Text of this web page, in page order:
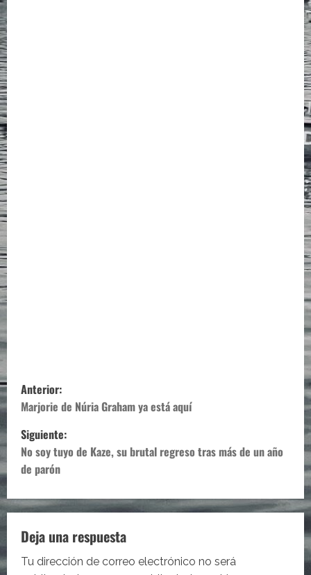
N
a
v
e
g
a
c
Anterior:
Marjorie de Núria Graham ya está aquí
Siguiente:
No soy tuyo de Kaze, su brutal regreso tras más de un año
de parón
Deja una respuesta
Tu dirección de correo electrónico no será